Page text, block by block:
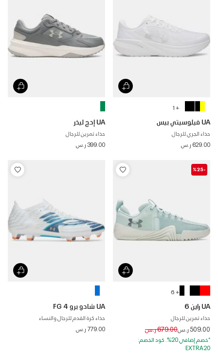
+ 1
UA فيلوسيتي بيس
حذاء الجري للرجال
629.00 ر.س
UA إدج ليذر
حذاء تمرين للرجال
399.00 ر.س
-%25
+ 6
UA راين 6
حذاء تمرين للرجال
509.00 ر.س Price reduced from
679.00 ر.س to
*خصم إضافي 20%. كود الخصم:
EXTRA20
UA شادو برو 4 FG
حذاء كرة القدم للرجال والنساء
779.00 ر.س